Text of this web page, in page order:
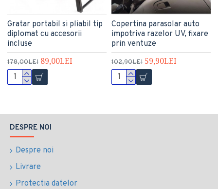
Gratar portabil si pliabil tip
diplomat cu accesorii
incluse
178,00LEI 89,00LEI
Copertina parasolar auto
impotriva razelor UV, fixare
prin ventuze
102,90LEI 59,90LEI
DESPRE NOI
Despre noi
Livrare
Protectia datelor